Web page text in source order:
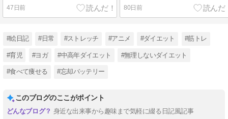
47日前 80日前
#絵日記 #日常 #ストレッチ #アニメ #ダイエット #筋トレ
#育児 #ヨガ #中高年ダイエット #無理しないダイエット
#食べて痩せる #忘却バッテリー
このブログのここがポイント
身近な出来事から趣味まで気軽に綴る日記風記事